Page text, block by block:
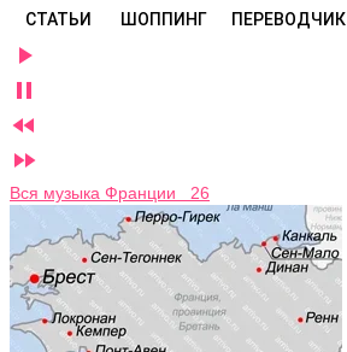
СТАТЬИ ШОППИНГ ПЕРЕВОДЧИК




Вся музыка Франции 26